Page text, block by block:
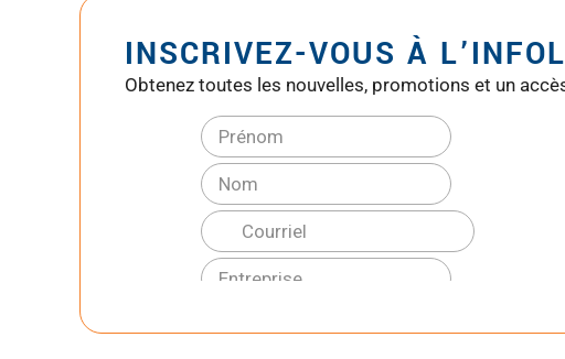
INSCRIVEZ-VOUS À
Obtenez toutes les nouvelles, promotions et un